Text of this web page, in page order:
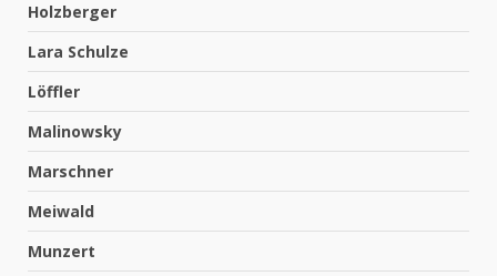
Holzberger
Lara Schulze
Löffler
Malinowsky
Marschner
Meiwald
Munzert